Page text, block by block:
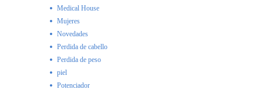
Medical House
Mujeres
Novedades
Perdida de cabello
Perdida de peso
piel
Potenciador